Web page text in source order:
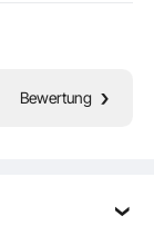
Bewertung